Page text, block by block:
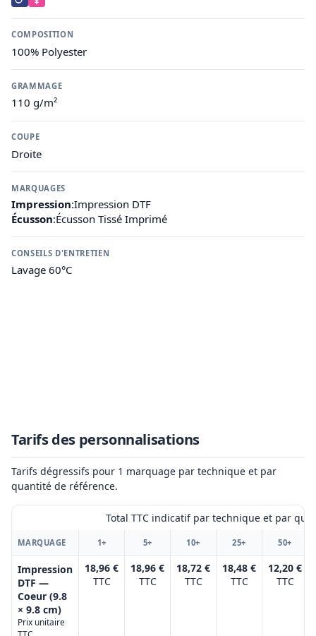
COMPOSITION
100% Polyester
GRAMMAGE
110 g/m²
COUPE
Droite
MARQUAGES
Impression:Impression DTF
Écusson:Écusson Tissé Imprimé
CONSEILS D'ENTRETIEN
Lavage 60°C
Tarifs des personnalisations
Tarifs dégressifs pour 1 marquage par technique et par
quantité de référence.
Total TTC indicatif par technique et par
MARQUAGE 1+ 5+ 10+ 25+ 50+
Impression
DTF —
Coeur (9.8
× 9.8 cm)
Prix unitaire
18,96 €
TTC
18,96 €
TTC
18,72 €
TTC
18,48 €
TTC
12,20 €
TTC